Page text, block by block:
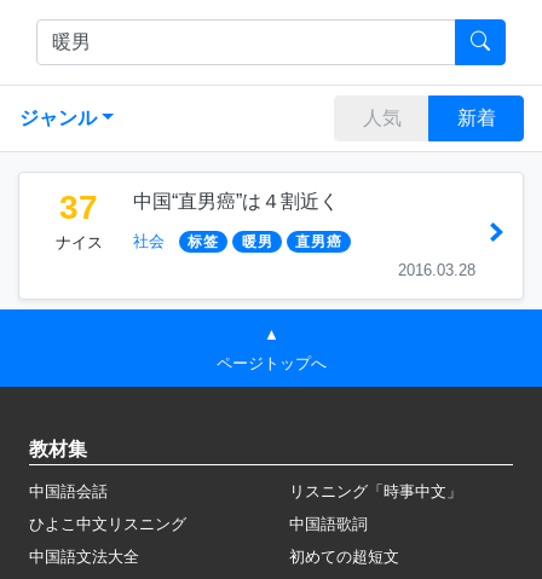
ジャンル 人気 新着
37
ナイス
中国“直男癌”は４割近く
社会 标签 暖男 直男癌
2016.03.28
▲
ページトップへ
教材集
中国語会話
リスニング「時事中文」
ひよこ中文リスニング
中国語歌詞
中国語文法大全
初めての超短文